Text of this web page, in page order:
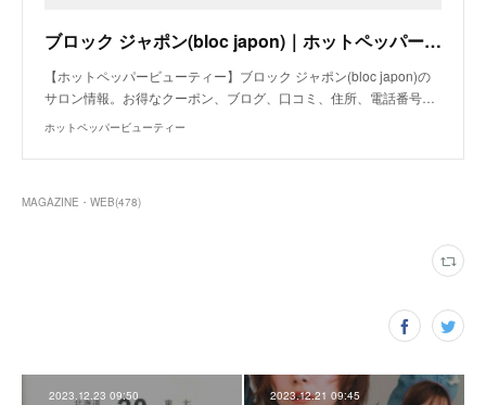
ブロック ジャポン(bloc japon)｜ホットペッパービューティー
【ホットペッパービューティー】ブロック ジャポン(bloc japon)の
サロン情報。お得なクーポン、ブログ、口コミ、住所、電話番号…
ホットペッパービューティー
MAGAZINE・WEB(478)
2023.12.23 09:50 2023.12.21 09:45